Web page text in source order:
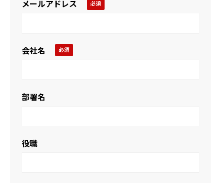
メールアドレス
会社名
部署名
役職